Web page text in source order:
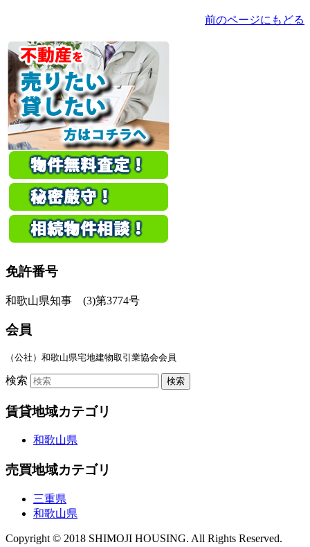
前のページにもどる
免許番号
和歌山県知事 (3)第3774号
会員
（公社）和歌山県宅地建物取引業協会会員
検索
賃貸地域カテゴリ
和歌山県
売買地域カテゴリ
三重県
和歌山県
Copyright © 2018 SHIMOJI HOUSING. All Rights Reserved.